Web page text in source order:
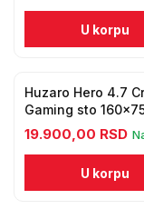
U korpu
Huzaro Hero 4.7
Gaming sto
19.900,00 RSD
U korpu